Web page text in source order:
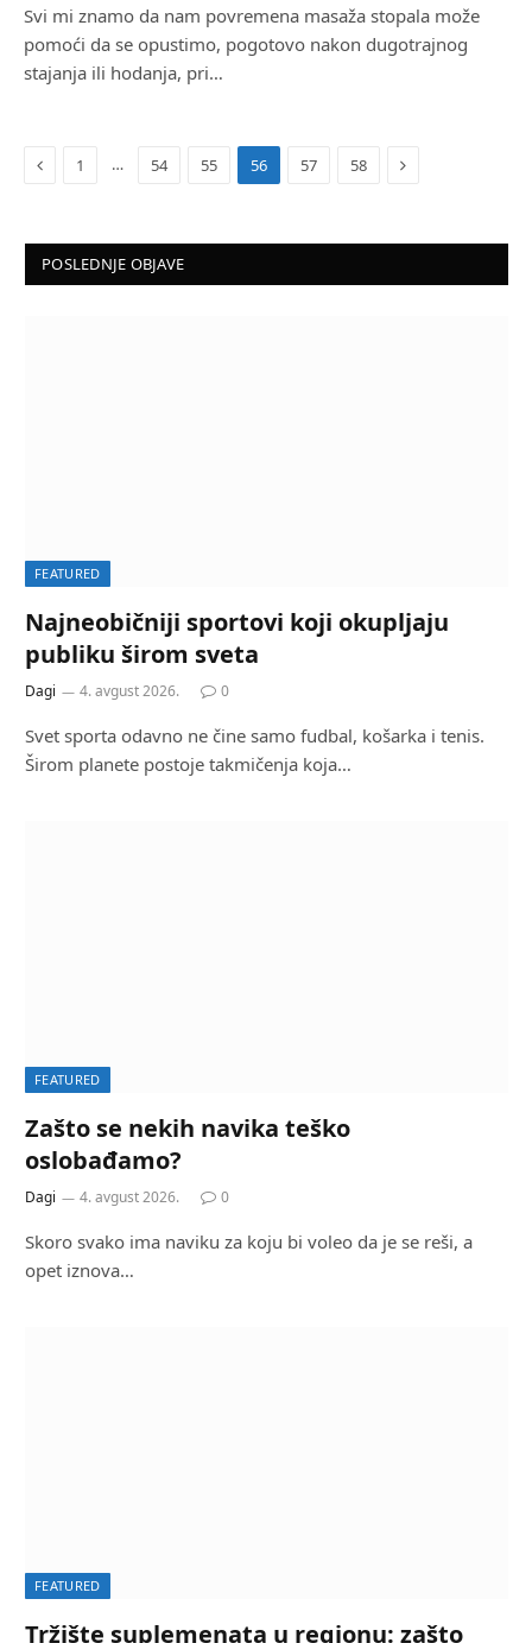
Svi mi znamo da nam povremena masaža stopala može
pomoći da se opustimo, pogotovo nakon dugotrajnog
stajanja ili hodanja, pri…
Previous
1 … 54 55 56 57 58 Next
POSLEDNJE OBJAVE
FEATURED
Najneobičniji sportovi koji okupljaju
publiku širom sveta
Dagi 4. avgust 2026. 0
Svet sporta odavno ne čine samo fudbal, košarka i tenis.
Širom planete postoje takmičenja koja…
FEATURED
Zašto se nekih navika teško
oslobađamo?
Dagi 4. avgust 2026. 0
Skoro svako ima naviku za koju bi voleo da je se reši, a
opet iznova…
FEATURED
Tržište suplemenata u regionu: zašto